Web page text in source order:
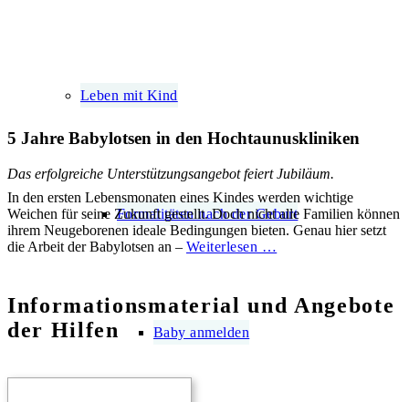
Leben mit Kind
Formalitäten nach der Geburt
Baby anmelden
5 Jahre Babylotsen in den Hochtaunuskliniken
Das erfolgreiche Unterstützungsangebot feiert Jubiläum.
In den ersten Lebensmonaten eines Kindes werden wichtige
Weichen für seine Zukunft gestellt. Doch nicht alle Familien können
ihrem Neugeborenen ideale Bedingungen bieten. Genau hier setzt
die Arbeit der Babylotsen an – Weiterlesen …
Informations­material und Angebote
der Hilfen